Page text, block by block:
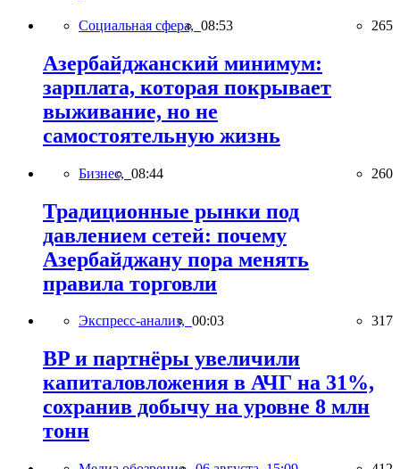
Социальная сфера, 08:53 265
Азербайджанский минимум:
зарплата, которая покрывает
выживание, но не
самостоятельную жизнь
Бизнес, 08:44 260
Традиционные рынки под
давлением сетей: почему
Азербайджану пора менять
правила торговли
Экспресс-анализ, 00:03 317
BP и партнёры увеличили
капиталовложения в АЧГ на 31%,
сохранив добычу на уровне 8 млн
тонн